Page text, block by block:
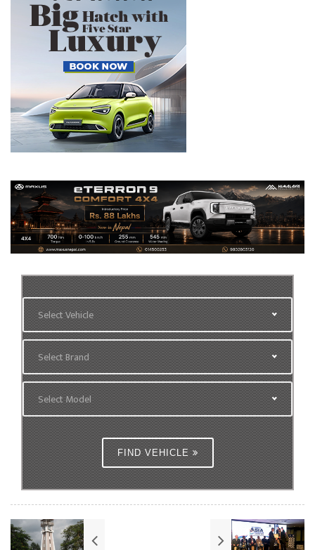
Select Vehicle
Select Brand
Select Model
FIND VEHICLE